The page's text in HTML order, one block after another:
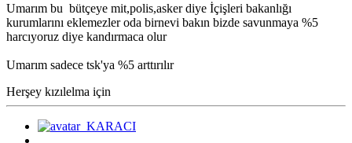
Umarım bu bütçeye mit,polis,asker diye İçişleri bakanlığı
kurumlarını eklemezler oda birnevi bakın bizde savunmaya %5
harcıyoruz diye kandırmaca olur
Umarım sadece tsk'ya %5 arttırılır
Herşey kızılelma için